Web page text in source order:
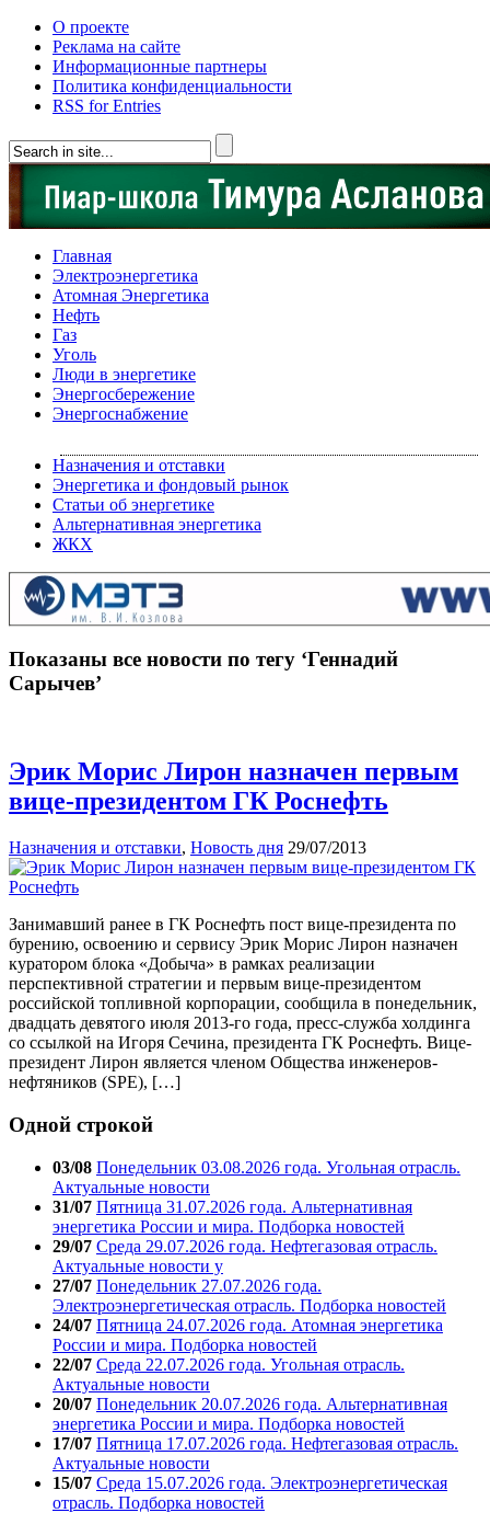
О проекте
Реклама на сайте
Информационные партнеры
Политика конфиденциальности
RSS for Entries
Главная
Электроэнергетика
Атомная Энергетика
Нефть
Газ
Уголь
Люди в энергетике
Энергосбережение
Энергоснабжение
Назначения и отставки
Энергетика и фондовый рынок
Статьи об энергетике
Альтернативная энергетика
ЖКХ
Показаны все новости по тегу ‘Геннадий
Сарычев’
Эрик Морис Лирон назначен первым
вице-президентом ГК Роснефть
Назначения и отставки, Новость дня 29/07/2013
Занимавший ранее в ГК Роснефть пост вице-президента по
бурению, освоению и сервису Эрик Морис Лирон назначен
куратором блока «Добыча» в рамках реализации
перспективной стратегии и первым вице-президентом
российской топливной корпорации, сообщила в понедельник,
двадцать девятого июля 2013-го года, пресс-служба холдинга
со ссылкой на Игоря Сечина, президента ГК Роснефть. Вице-
президент Лирон является членом Общества инженеров-
нефтяников (SPE), […]
Одной строкой
03/08 Понедельник 03.08.2026 года. Угольная отрасль.
Актуальные новости
31/07 Пятница 31.07.2026 года. Альтернативная
энергетика России и мира. Подборка новостей
29/07 Среда 29.07.2026 года. Нефтегазовая отрасль.
Актуальные новости у
27/07 Понедельник 27.07.2026 года.
Электроэнергетическая отрасль. Подборка новостей
24/07 Пятница 24.07.2026 года. Атомная энергетика
России и мира. Подборка новостей
22/07 Среда 22.07.2026 года. Угольная отрасль.
Актуальные новости
20/07 Понедельник 20.07.2026 года. Альтернативная
энергетика России и мира. Подборка новостей
17/07 Пятница 17.07.2026 года. Нефтегазовая отрасль.
Актуальные новости
15/07 Среда 15.07.2026 года. Электроэнергетическая
отрасль. Подборка новостей